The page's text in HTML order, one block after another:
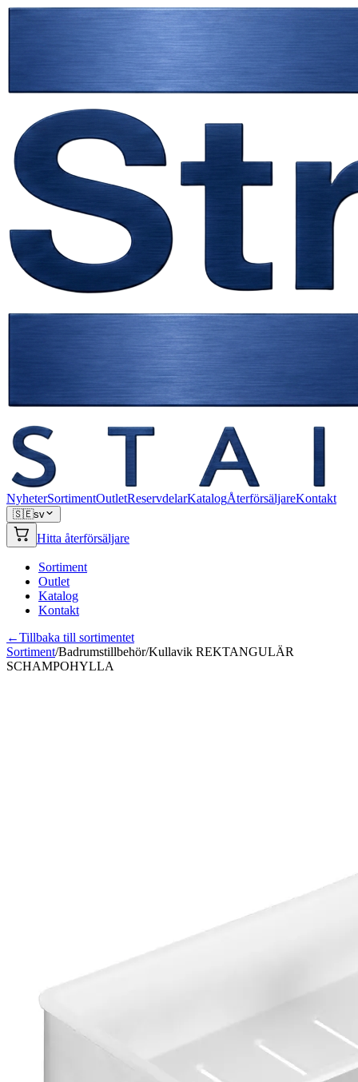
NyheterSortimentOutletReservdelarKatalogÅterförsäljareKontakt
🇸🇪sv
Hitta återförsäljare
Sortiment
Outlet
Katalog
Kontakt
←Tillbaka till sortimentet
Sortiment/Badrumstillbehör/Kullavik REKTANGULÄR
SCHAMPOHYLLA